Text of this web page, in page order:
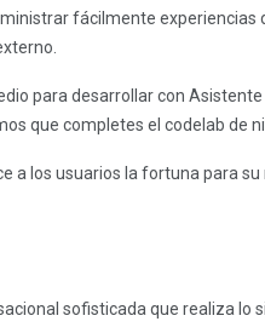
fácilmente experiencias
para desarrollar con Asistente
que completes el codelab de
a los usuarios la fortuna para
sofisticada que realiza lo